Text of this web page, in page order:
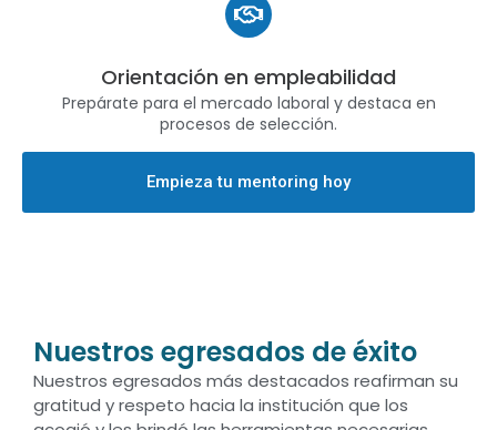
Orientación en empleabilidad
Prepárate para el mercado laboral y destaca en
procesos de selección.
Empieza tu mentoring hoy
Nuestros egresados de éxito
Nuestros egresados más destacados reafirman su
gratitud y respeto hacia la institución que los